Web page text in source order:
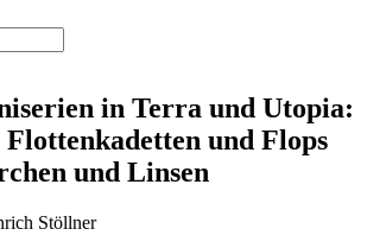
in Terra und Utopia:
und Flops
und Linsen
Stöllner